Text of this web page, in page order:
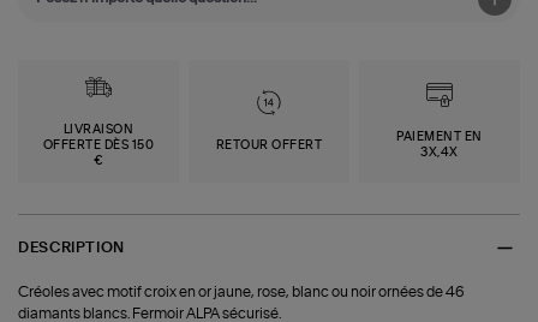
LIVRAISON
OFFERTE DÈS 150
€
RETOUR OFFERT
PAIEMENT EN
3X,4X
DESCRIPTION
Créoles avec motif croix en or jaune, rose, blanc ou noir ornées de 46
diamants blancs. Fermoir ALPA sécurisé.